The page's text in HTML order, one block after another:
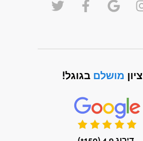
ציון מושלם בגוגל!